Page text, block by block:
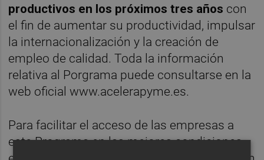
productivos en los próximos tres años con
el fin de aumentar su productividad, impulsar
la internacionalización y la creación de
empleo de calidad. Toda la información
relativa al Porgrama puede consultarse en la
web oficial www.acelerapyme.es.
Para facilitar el acceso de las empresas a
este Programa en las mejores condiciones,